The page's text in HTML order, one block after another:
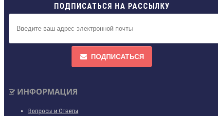
ПОДПИСАТЬСЯ НА РАССЫЛКУ
ПОДПИСАТЬСЯ
ИНФОРМАЦИЯ
Вопросы и Ответы